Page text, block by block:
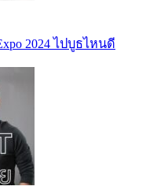
2024 ไปบูธไหนดี